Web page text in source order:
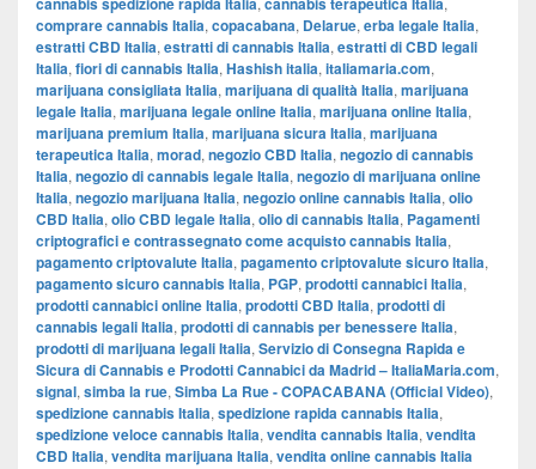
comprare cannabis Italia, copacabana, Delarue, erba legale Italia,
estratti CBD Italia, estratti di cannabis Italia, estratti di CBD legali
Italia, fiori di cannabis Italia, Hashish italia, italiamaria.com,
marijuana consigliata Italia, marijuana di qualità Italia, marijuana
legale Italia, marijuana legale online Italia, marijuana online Italia,
marijuana premium Italia, marijuana sicura Italia, marijuana
terapeutica Italia, morad, negozio CBD Italia, negozio di cannabis
Italia, negozio di cannabis legale Italia, negozio di marijuana online
Italia, negozio marijuana Italia, negozio online cannabis Italia, olio
CBD Italia, olio CBD legale Italia, olio di cannabis Italia, Pagamenti
criptografici e contrassegnato come acquisto cannabis Italia,
pagamento criptovalute Italia, pagamento criptovalute sicuro Italia,
pagamento sicuro cannabis Italia, PGP, prodotti cannabici Italia,
prodotti cannabici online Italia, prodotti CBD Italia, prodotti di
cannabis legali Italia, prodotti di cannabis per benessere Italia,
prodotti di marijuana legali Italia, Servizio di Consegna Rapida e
Sicura di Cannabis e Prodotti Cannabici da Madrid – ItaliaMaria.com,
signal, simba la rue, Simba La Rue - COPACABANA (Official Video),
spedizione cannabis Italia, spedizione rapida cannabis Italia,
spedizione veloce cannabis Italia, vendita cannabis Italia, vendita
CBD Italia, vendita marijuana Italia, vendita online cannabis Italia